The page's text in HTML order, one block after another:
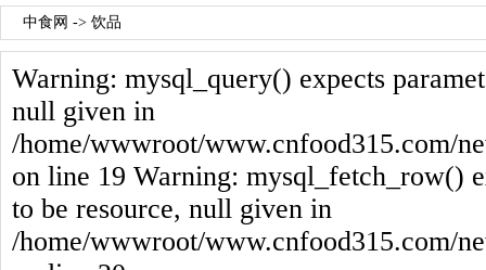
中食网 -> 饮品
Warning: mysql_query() expects
null given in
/home/wwwroot/www.cnfood315.com/
on line 19 Warning: mysql_fetch_row()
to be resource, null given in
/home/wwwroot/www.cnfood315.com/